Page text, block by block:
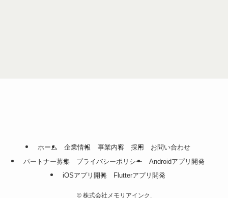
ホーム 企業情報 事業内容 採用
お問い合わせ
パートナー募集
プライバシーポリシー
Androidアプリ開発
iOSアプリ開発
Flutterアプリ開発
©株式会社メモリアインク.